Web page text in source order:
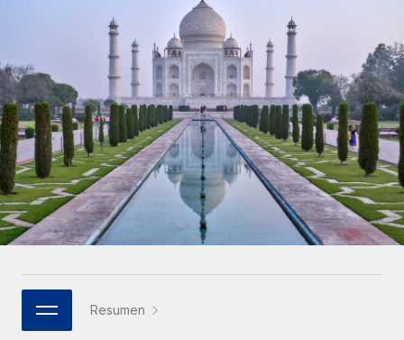
Externaliza tareas laborales complejas.
INFRAESTRUCTURA
Conexión Remote
Integra los RR. HH. en tus flujos de trabajo sin
complicaciones.
Plataforma
Funciones esenciales de RR. HH. integradas para tu
Conectar
Conecta cualquier herramienta de IA con Remote
ETAPAS DE CRECIMIENTO
Startups
Soluciones ágiles de RR. HH. globales y nóminas para
empresas en crecimiento.
Mediana empresa
Amplía tu equipo con soluciones de RR. HH.
personalizadas.
Empresa
RR. HH. globales para grandes empresas.
ASOCIARSE
Socios tecnológicos estratégicos
Integra la gestión de los RR. HH. globales en tu
autónomos globales.
APRENDIZAJE CON REMOTE
Guías y recursos
Casos prácticos
Glosario de RR. HH.
Listas de verificación y plantillas
Biblioteca de descripciones de puestos
Webinarios
Español
Italiano
Português (Portugal)
日本語
한국어
中文（简体）Resumen